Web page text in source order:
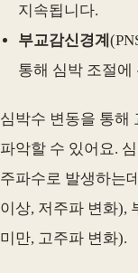
지속됩니다.
부교감신경계
통해 심박 조절
심박수 변동을 통해
파악할 수 있어요.
주파수로 발생하는
이상, 저주파 변화),
미만, 고주파 변화).